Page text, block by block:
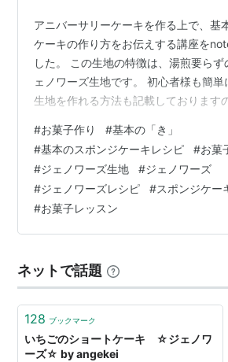
アニバーサリーケーキを作る上で、基
ケーキの作り方をお伝えする講座を
した。 この生地の特徴は、湯煎要ら
ェノワーズ生地です。 初心者様も簡
生地を作れる方法も記載しております
こちらの生地が基本となっております
生地をマスターしてください。
っぱいまでは、サービス価格にしてお
円） それ以降は、値上げしますので、
購入くださいませ。 ハンドミキサーの
キャンペーン開催中…
#お菓子作り #基本の「き」
#基本のスポンジケーキレシピ #お菓
#ジェノワーズ生地 #ジェノワーズ
#ジェノワーズレシピ #スポンジケー
#お菓子レッスン
ネットで話題
128 ブックマーク
いちごのショートケーキ ☆ジェノワ
ーズ☆ by angekei